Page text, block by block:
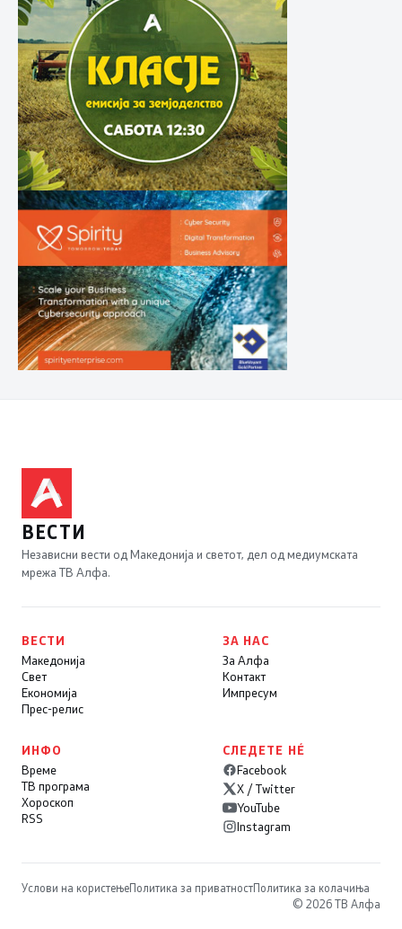
ВЕСТИ
Независни вести од Македонија и светот, дел од медиумската
мрежа ТВ Алфа.
ВЕСТИ
Македонија
Свет
Економија
Прес-релис
ЗА НАС
За Алфа
Контакт
Импресум
ИНФО
Време
ТВ програма
Хороскоп
RSS
СЛЕДЕТЕ НÉ
Facebook
X / Twitter
YouTube
Instagram
Услови на користењеПолитика за приватностПолитика за колачиња
© 2026 ТВ Алфа